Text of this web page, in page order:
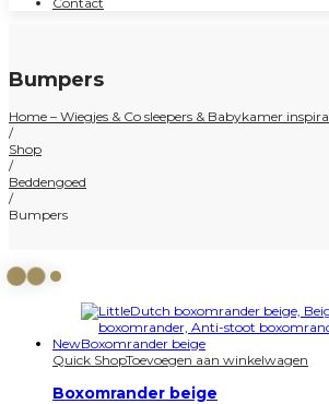
Bumpers
Home – Wiegjes & Co sleepers & Babykamer
/
Shop
/
Beddengoed
/
Bumpers
New
Quick ShopToevoegen aan winkelwagen
Boxomrander beige